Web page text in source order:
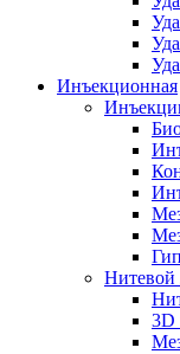
Инъекционная
Нитевой
3D